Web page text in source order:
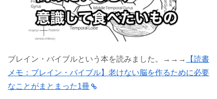
ブレイン・バイブルという本を読みました。→→→
【読書
メモ：ブレイン・バイブル】老けない脳を作るために必要
なことがまとまった1冊